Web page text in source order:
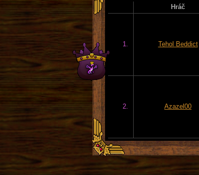
Hráč
1. Tehol Beddict
2. Azazel00